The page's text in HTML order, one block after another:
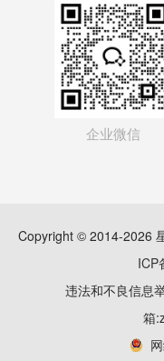
企业微信
Copyright © 2014-2026
ICP
违法和不良信息
箱